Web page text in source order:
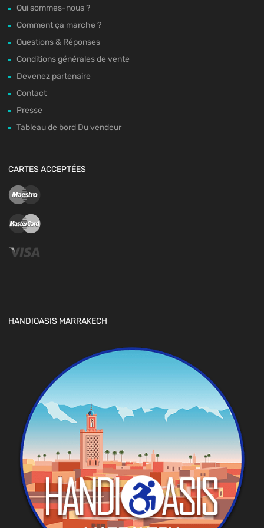
Qui sommes-nous ?
Comment ça marche ?
Questions & Réponses
Conditions générales de vente
Devenez partenaire
Contact
Presse
Tableau de bord Du vendeur
CARTES ACCEPTÉES
HANDIOASIS MARRAKECH